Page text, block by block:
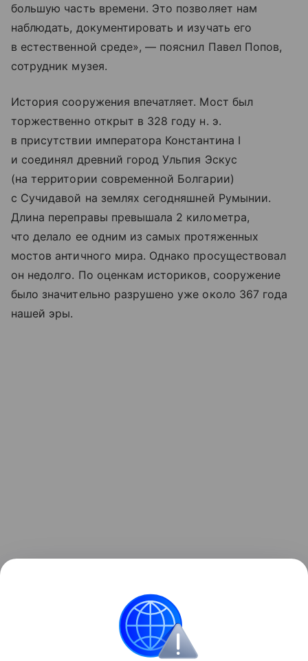
большую часть времени. Это позволяет нам
наблюдать, документировать и изучать его
в естественной среде», — пояснил Павел Попов,
сотрудник музея.
История сооружения впечатляет. Мост был
торжественно открыт в 328 году н. э.
в присутствии императора Константина I
и соединял древний город Ульпия Эскус
(на территории современной Болгарии)
с Сучидавой на землях сегодняшней Румынии.
Длина переправы превышала 2 километра,
что делало ее одним из самых протяженных
мостов античного мира. Однако просуществовал
он недолго. По оценкам историков, сооружение
было значительно разрушено уже около 367 года
нашей эры.
Ранее рекордные засухиобнажили
немецких кораблей у берегов Сербии.